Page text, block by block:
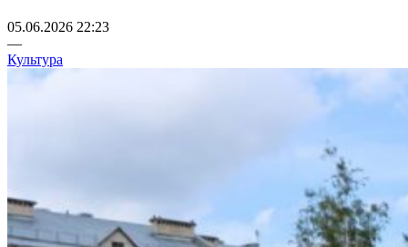
05.06.2026 22:23
—
Культура